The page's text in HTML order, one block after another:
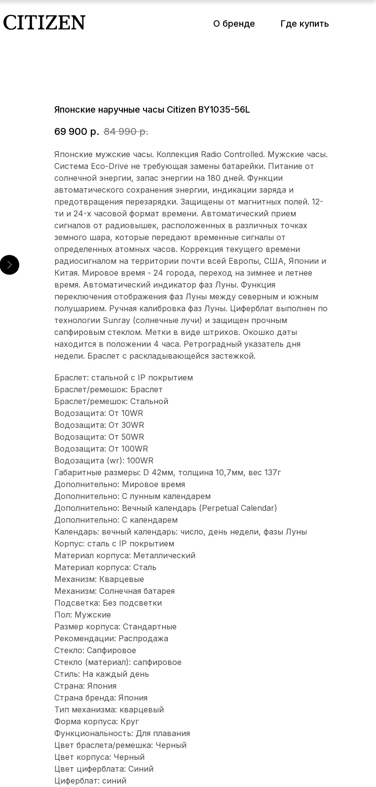
Выбрать коллекцию
Где купить
О бренде
Японские наручные часы Citizen BY1035-56L
69 900 р. 84 990 р.
Японские мужские часы. Коллекция Radio Controlled. Мужские часы.
Система Eco-Drive не требующая замены батарейки. Питание от
солнечной энергии, запас энергии на 180 дней. Функции
автоматического сохранения энергии, индикации заряда и
предотвращения перезарядки. Защищены от магнитных полей. 12-
ти и 24-х часовой формат времени. Автоматический прием
сигналов от радиовышек, расположенных в различных точках
земного шара, которые передают временные сигналы от
определенных атомных часов. Коррекция текущего времени
радиосигналом на территории почти всей Европы, США, Японии и
Китая. Мировое время - 24 города, переход на зимнее и летнее
время. Автоматический индикатор фаз Луны. Функция
переключения отображения фаз Луны между северным и южным
полушарием. Ручная калибровка фаз Луны. Циферблат выполнен по
технологии Sunray (солнечные лучи) и защищен прочным
сапфировым стеклом. Метки в виде штрихов. Окошко даты
находится в положении 4 часа. Ретроградный указатель дня
недели. Браслет с раскладывающейся застежкой.
Браслет: стальной с IP покрытием
Браслет/ремешок: Браслет
Браслет/ремешок: Стальной
Водозащита: От 10WR
Водозащита: От 30WR
Водозащита: От 50WR
Водозащита: От 100WR
Водозащита (wr): 100WR
Габаритные размеры: D 42мм, толщина 10,7мм, вес 137г
Дополнительно: Мировое время
Дополнительно: С лунным календарем
Дополнительно: Вечный календарь (Perpetual Calendar)
Дополнительно: С календарем
Календарь: вечный календарь: число, день недели, фазы Луны
Корпус: сталь с IP покрытием
Материал корпуса: Металлический
Материал корпуса: Сталь
Механизм: Кварцевые
Механизм: Солнечная батарея
Подсветка: Без подсветки
Пол: Мужские
Размер корпуса: Стандартные
Рекомендации: Распродажа
Стекло: Сапфировое
Стекло (материал): сапфировое
Стиль: На каждый день
Страна: Япония
Страна бренда: Япония
Тип механизма: кварцевый
Форма корпуса: Круг
Функциональность: Для плавания
Цвет браслета/ремешка: Черный
Цвет корпуса: Черный
Цвет циферблата: Синий
Циферблат: синий